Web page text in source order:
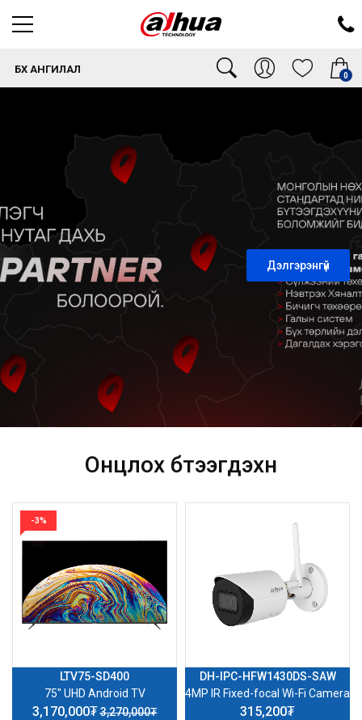
0
БҮХ АНГИЛАЛ
Дэлгэрэнгүй
Онцлох бүтээгдэхүүн
-3%
LTV75-SD400
75'' UHD Android TV
3,170,000₮3,270,000₮
DH-IPC-HFW1430DS-SAW
4MP IR Fixed-focal Wi-Fi Camera
315,200₮